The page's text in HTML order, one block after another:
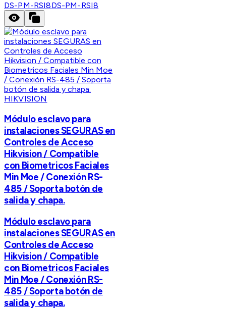
DS-PM-RSI8DS-PM-RSI8
HIKVISION
Módulo esclavo para
instalaciones SEGURAS en
Controles de Acceso
Hikvision / Compatible
con Biometricos Faciales
Min Moe / Conexión RS-
485 / Soporta botón de
salida y chapa.
Módulo esclavo para
instalaciones SEGURAS en
Controles de Acceso
Hikvision / Compatible
con Biometricos Faciales
Min Moe / Conexión RS-
485 / Soporta botón de
salida y chapa.